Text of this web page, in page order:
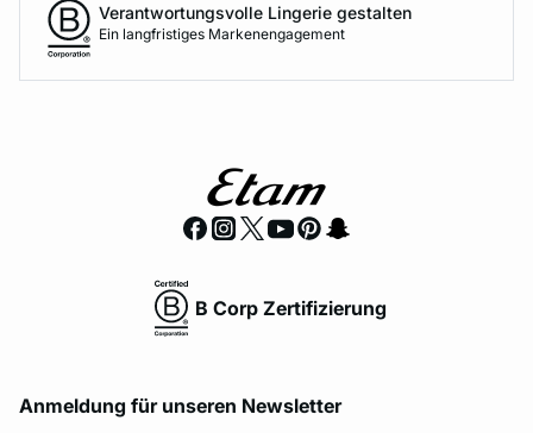
Verantwortungsvolle Lingerie gestalten
Ein langfristiges Markenengagement
B Corp Zertifizierung
Anmeldung für unseren Newsletter